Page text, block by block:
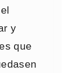
y
que